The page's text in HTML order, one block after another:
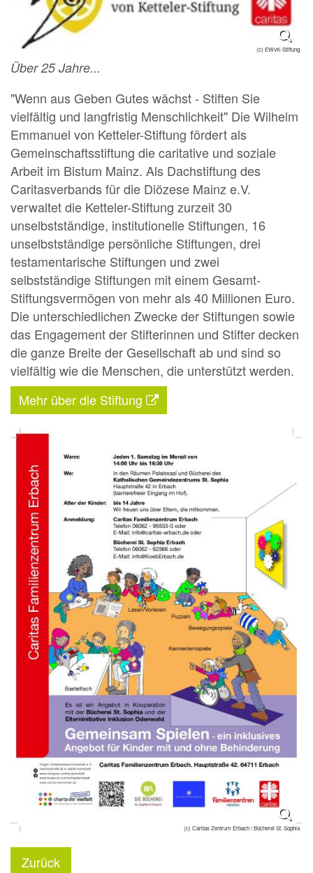
(c) EWvK-Stiftung
Über 25 Jahre...
"Wenn aus Geben Gutes wächst - Stiften Sie
vielfältig und langfristig Menschlichkeit" Die Wilhelm
Emmanuel von Ketteler-Stiftung fördert als
Gemeinschaftsstiftung die caritative und soziale
Arbeit im Bistum Mainz. Als Dachstiftung des
Caritasverbands für die Diözese Mainz e.V.
verwaltet die Ketteler-Stiftung zurzeit 30
unselbstständige, institutionelle Stiftungen, 16
unselbstständige persönliche Stiftungen, drei
testamentarische Stiftungen und zwei
selbstständige Stiftungen mit einem Gesamt-
Stiftungsvermögen von mehr als 40 Millionen Euro.
Die unterschiedlichen Zwecke der Stiftungen sowie
das Engagement der Stifterinnen und Stifter decken
die ganze Breite der Gesellschaft ab und sind so
vielfältig wie die Menschen, die unterstützt werden.
Mehr über die Stiftung
(c) Caritas Zentrum Erbach / Bücherei St. Sophia
Zurück